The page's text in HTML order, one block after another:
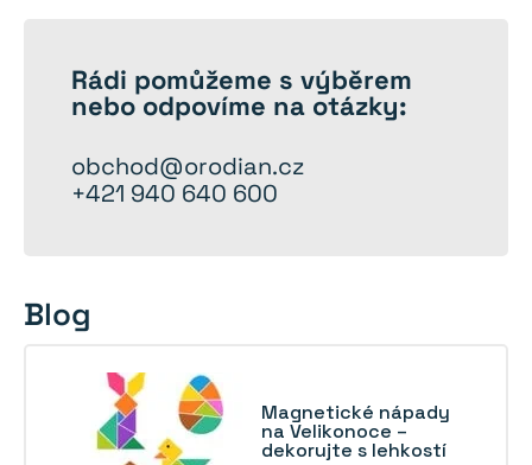
Rádi pomůžeme s výběrem
nebo odpovíme na otázky:
obchod@orodian.cz
+421 940 640 600
Blog
Magnetické nápady
na Velikonoce –
dekorujte s lehkostí